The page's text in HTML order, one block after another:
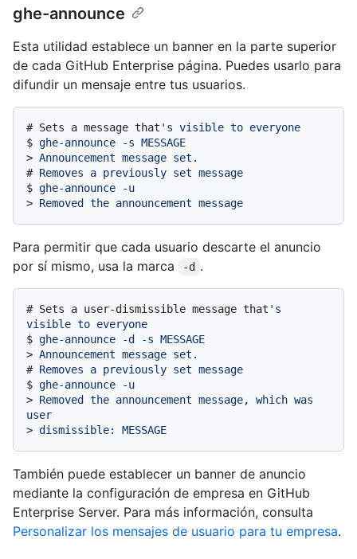
ghe-announce
Esta utilidad establece un banner en la parte superior
de cada GitHub Enterprise página. Puedes usarlo para
difundir un mensaje entre tus usuarios.
# Sets a message that 's visible to everyone
$ ghe-announce -s MESSAGE
> Announcement message set.
# Removes a previously set message
$ ghe-announce -u
> Removed the announcement message
Para permitir que cada usuario descarte el anuncio
por sí mismo, usa la marca
-d .
# Sets a user-dismissible message that 's
visible to everyone
$ ghe-announce -d -s MESSAGE
> Announcement message set.
# Removes a previously set message
$ ghe-announce -u
> Removed the announcement message, which was
user
> dismissible: MESSAGE
También puede establecer un banner de anuncio
mediante la configuración de empresa en GitHub
Enterprise Server. Para más información, consulta
Personalizar los mensajes de usuario para tu empresa.